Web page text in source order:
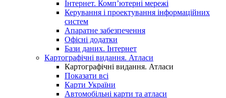
Інтернет. Комп’ютерні мережі
Керування і проектування інформаційних
систем
Апаратне забезпечення
Офісні додатки
Бази даних. Інтернет
Картографічні видання. Атласи
Картографічні видання. Атласи
Показати всі
Карти України
Автомобільні карти та атласи